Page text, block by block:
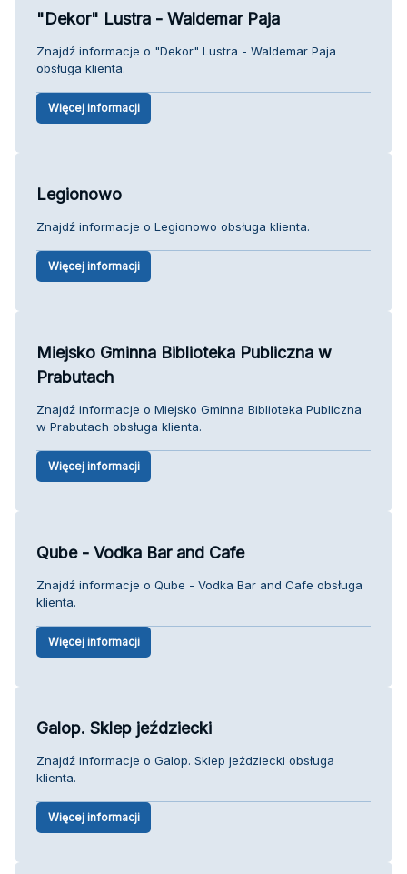
"Dekor" Lustra - Waldemar Paja
Znajdź informacje o "Dekor" Lustra - Waldemar Paja
obsługa klienta.
Więcej informacji
Legionowo
Znajdź informacje o Legionowo obsługa klienta.
Więcej informacji
Miejsko Gminna Biblioteka Publiczna w
Prabutach
Znajdź informacje o Miejsko Gminna Biblioteka Publiczna
w Prabutach obsługa klienta.
Więcej informacji
Qube - Vodka Bar and Cafe
Znajdź informacje o Qube - Vodka Bar and Cafe obsługa
klienta.
Więcej informacji
Galop. Sklep jeździecki
Znajdź informacje o Galop. Sklep jeździecki obsługa
klienta.
Więcej informacji